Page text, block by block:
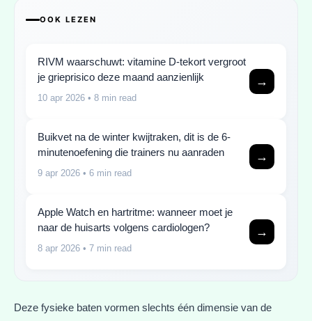
OOK LEZEN
RIVM waarschuwt: vitamine D-tekort vergroot
je grieprisico deze maand aanzienlijk
10 apr 2026 • 8 min read
→
Buikvet na de winter kwijtraken, dit is de 6-
minutenoefening die trainers nu aanraden
9 apr 2026 • 6 min read
→
Apple Watch en hartritme: wanneer moet je
naar de huisarts volgens cardiologen?
8 apr 2026 • 7 min read
→
Deze fysieke baten vormen slechts één dimensie van de